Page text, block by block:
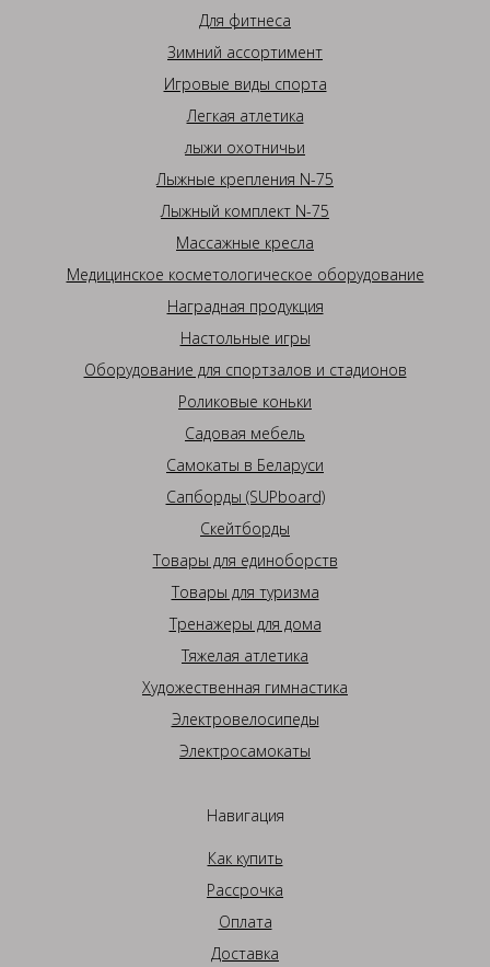
Для фитнеса
Зимний ассортимент
Игровые виды спорта
Легкая атлетика
лыжи охотничьи
Лыжные крепления N-75
Лыжный комплект N-75
Массажные кресла
Медицинское косметологическое оборудование
Наградная продукция
Настольные игры
Оборудование для спортзалов и стадионов
Роликовые коньки
Садовая мебель
Самокаты в Беларуси
Сапборды (SUPboard)
Скейтборды
Товары для единоборств
Товары для туризма
Тренажеры для дома
Тяжелая атлетика
Художественная гимнастика
Электровелосипеды
Электросамокаты
Навигация
Как купить
Рассрочка
Оплата
Доставка